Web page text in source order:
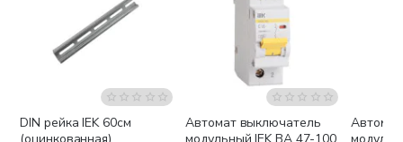
DIN рейка IEK 60см
Автомат выключатель